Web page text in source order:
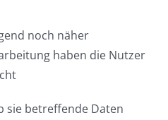
noch näher
haben die Nutzer
sie betreffende Daten